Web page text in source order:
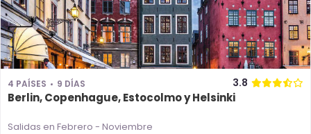
4 PAÍSES 9 DÍAS 3.8
Berlin, Copenhague, Estocolmo y Helsinki
Salidas en Febrero - Noviembre